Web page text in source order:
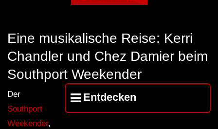
Eine musikalische Reise: Kerri
Chandler und Chez Damier beim
Southport Weekender
Entdecken
Der
Southport
Weekender,